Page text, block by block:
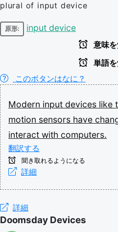
plural of input device
原形: input device
意味
単語
このボタンはなに？
Modern input devices like
motion sensors have
interact with computers.
翻訳する
聞き取れるようになる
詳細
詳細
Doomsday Devices